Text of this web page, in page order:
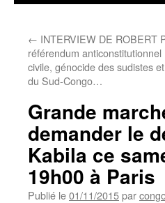
← INTERVIEW DE ROBERT
référendum
civile, génocide des sudistes
du Sud-Congo…
Grande
demander le
Kabila ce
19h00 à Paris
Publié le01/11/2015par